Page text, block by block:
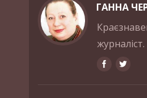
ГАННА
журналіст.